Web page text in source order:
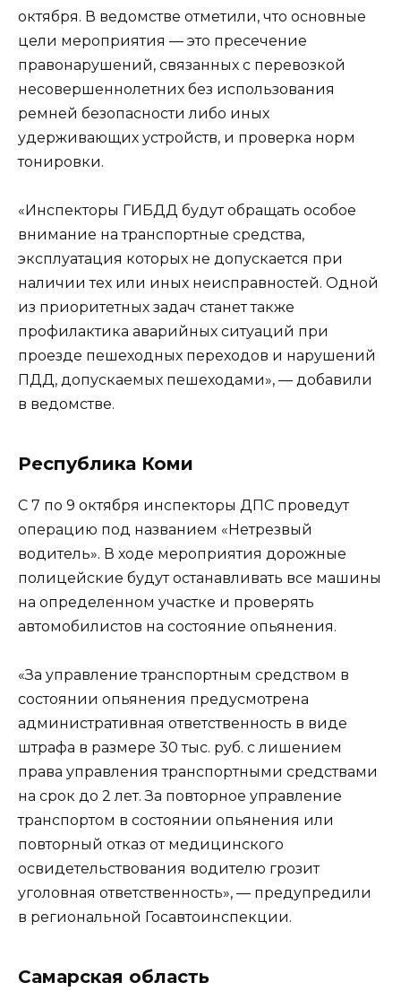
октября. В ведомстве отметили, что основные
цели мероприятия — это пресечение
правонарушений, связанных с перевозкой
несовершеннолетних без использования
ремней безопасности либо иных
удерживающих устройств, и проверка норм
тонировки.
«Инспекторы ГИБДД будут обращать особое
внимание на транспортные средства,
эксплуатация которых не допускается при
наличии тех или иных неисправностей. Одной
из приоритетных задач станет также
профилактика аварийных ситуаций при
проезде пешеходных переходов и нарушений
ПДД, допускаемых пешеходами», — добавили
в ведомстве.
Республика Коми
С 7 по 9 октября инспекторы ДПС проведут
операцию под названием «Нетрезвый
водитель». В ходе мероприятия дорожные
полицейские будут останавливать все машины
на определенном участке и проверять
автомобилистов на состояние опьянения.
«За управление транспортным средством в
состоянии опьянения предусмотрена
административная ответственность в виде
штрафа в размере 30 тыс. руб. с лишением
права управления транспортными средствами
на срок до 2 лет. За повторное управление
транспортом в состоянии опьянения или
повторный отказ от медицинского
освидетельствования водителю грозит
уголовная ответственность», — предупредили
в региональной Госавтоинспекции.
Самарская область